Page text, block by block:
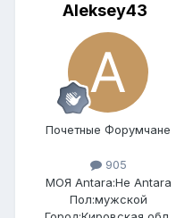
Aleksey43
Почетные Форумчане
905
МОЯ Antara:Не Antara
Пол:мужской